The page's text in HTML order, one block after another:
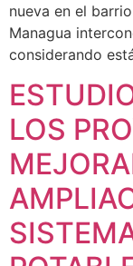
nueva en el
Managua
considerando
LOS